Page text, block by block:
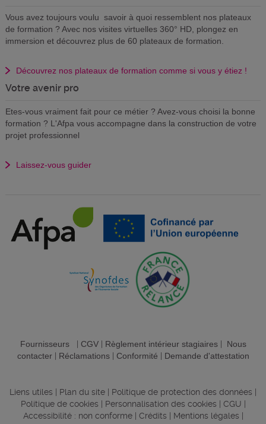
Vous avez toujours voulu savoir à quoi ressemblent nos plateaux
de formation ? Avec nos visites virtuelles 360° HD, plongez en
immersion et découvrez plus de 60 plateaux de formation.
Découvrez nos plateaux de formation comme si vous y étiez !
Votre avenir pro
Etes-vous vraiment fait pour ce métier ? Avez-vous choisi la bonne
formation ? L'Afpa vous accompagne dans la construction de votre
projet professionnel
Laissez-vous guider
Fournisseurs| CGV| Règlement intérieur stagiaires| Nous
contacter| Réclamations| Conformité Demande d'attestation
Liens utiles Plan du site Politique de protection des données
Politique de cookies
Personnalisation des cookies CGU
Accessibilité : non conforme| Crédits Mentions légales